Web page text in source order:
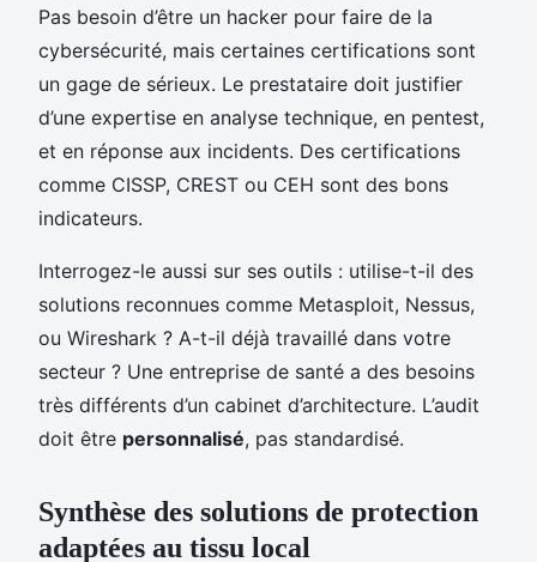
Pas besoin d’être un hacker pour faire de la
cybersécurité, mais certaines certifications sont
un gage de sérieux. Le prestataire doit justifier
d’une expertise en analyse technique, en pentest,
et en réponse aux incidents. Des certifications
comme CISSP, CREST ou CEH sont des bons
indicateurs.
Interrogez-le aussi sur ses outils : utilise-t-il des
solutions reconnues comme Metasploit, Nessus,
ou Wireshark ? A-t-il déjà travaillé dans votre
secteur ? Une entreprise de santé a des besoins
très différents d’un cabinet d’architecture. L’audit
doit être personnalisé, pas standardisé.
Synthèse des solutions de protection
adaptées au tissu local